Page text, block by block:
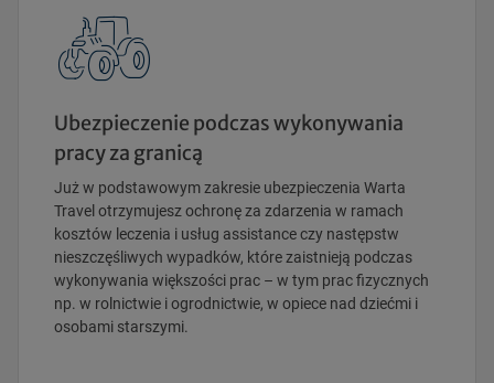
Ubezpieczenie podczas wykonywania
pracy za granicą
Już w podstawowym zakresie ubezpieczenia Warta
Travel otrzymujesz ochronę za zdarzenia w ramach
kosztów leczenia i usług assistance czy następstw
nieszczęśliwych wypadków, które zaistnieją podczas
wykonywania większości prac – w tym prac fizycznych
np. w rolnictwie i ogrodnictwie, w opiece nad dziećmi i
osobami starszymi.